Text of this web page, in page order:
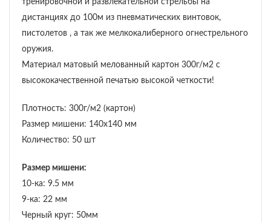
тренировочной и развлекательной стрельбы на
дистанциях до 100м из пневматических винтовок,
пистолетов , а так же мелкокалиберного огнестрельного
оружия.
Материал матовый мелованный картон 300г/м2 с
высококачественной печатью высокой четкости!
Плотность: 300г/м2 (картон)
Размер мишени: 140х140 мм
Количество: 50 шт
Размер мишени:
10-ка: 9.5 мм
9-ка: 22 мм
Черный круг: 50мм